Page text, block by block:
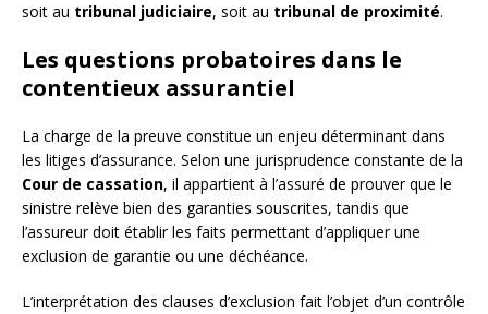
soit au tribunal judiciaire, soit au tribunal de proximité.
Les questions probatoires dans le
contentieux assurantiel
La charge de la preuve constitue un enjeu déterminant dans
les litiges d’assurance. Selon une jurisprudence constante de la
Cour de cassation, il appartient à l’assuré de prouver que le
sinistre relève bien des garanties souscrites, tandis que
l’assureur doit établir les faits permettant d’appliquer une
exclusion de garantie ou une déchéance.
L’interprétation des clauses d’exclusion fait l’objet d’un contrôle